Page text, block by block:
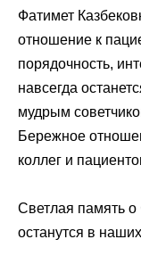
Фатимет
отношение к
порядочность,
навсегда
мудрым
Бережное
коллег и
Светлая память о
останутся в